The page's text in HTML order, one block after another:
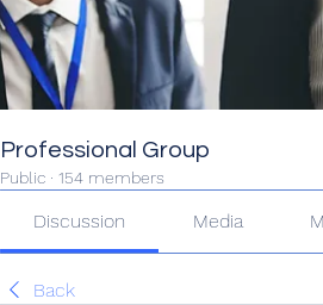
Professional Group
Public · 154 members
Discussion Media
Back